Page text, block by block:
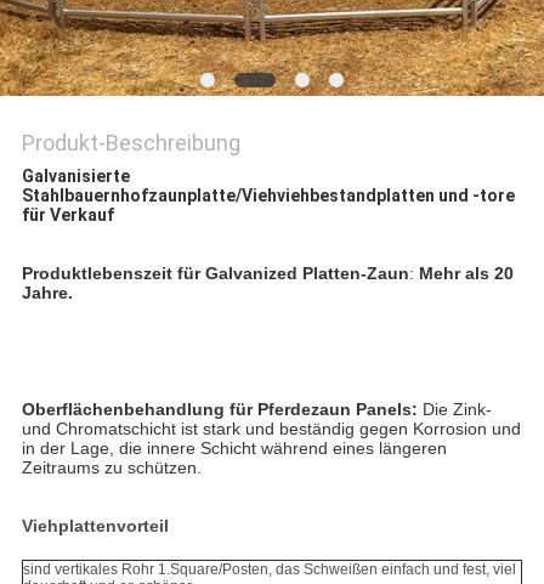
Produkt-Beschreibung
Galvanisierte
Stahlbauernhofzaunplatte/Viehviehbestandplatten und -tore
für Verkauf
Produktlebenszeit für Galvanized Platten-Zaun: Mehr als 20
Jahre.
Oberflächenbehandlung für Pferdezaun Panels: Die Zink-
und Chromatschicht ist stark und beständig gegen Korrosion und
in der Lage, die innere Schicht während eines längeren
Zeitraums zu schützen.
Viehplattenvorteil
sind vertikales Rohr 1.Square/Posten, das Schweißen einfach und fest, viel